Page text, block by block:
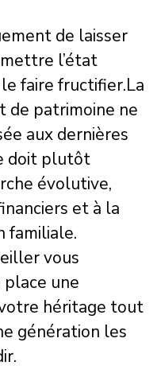
de laisser
l’état
faire fructifier.La
de patrimoine ne
aux dernières
doit plutôt
évolutive,
et à la
familiale.
vous
une
héritage tout
génération les